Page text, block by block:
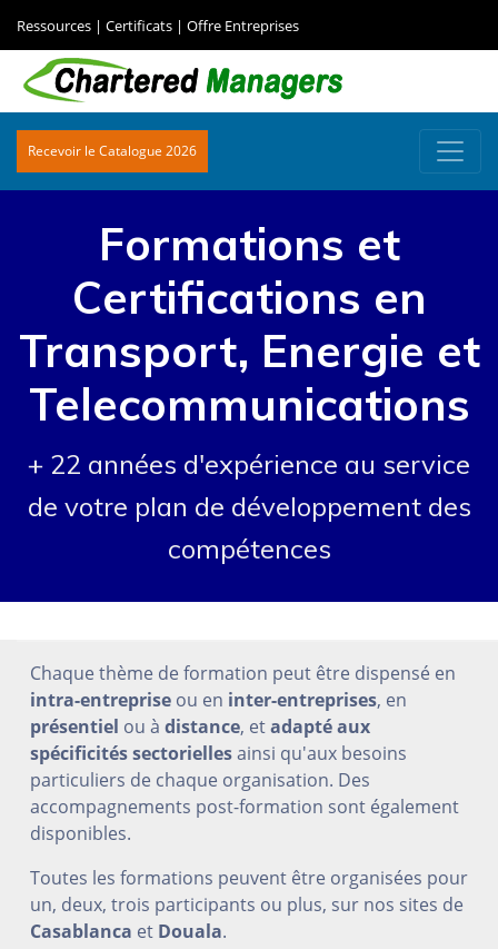
Ressources | Certificats | Offre Entreprises
Recevoir le Catalogue 2026
Formations et
Certifications en
Transport, Energie et
Telecommunications
+ 22 années d'expérience au service
de votre plan de développement des
compétences
Chaque thème de formation peut être dispensé en
intra-entreprise ou en inter-entreprises, en
présentiel ou à distance, etadapté aux
spécificités sectoriellesainsi qu'aux besoins
particuliers de chaque organisation. Des
accompagnements post-formation sont également
disponibles.
Toutes les formations peuvent être organisées pour
un, deux, trois participants ou plus, sur nos sites de
Casablanca et Douala.